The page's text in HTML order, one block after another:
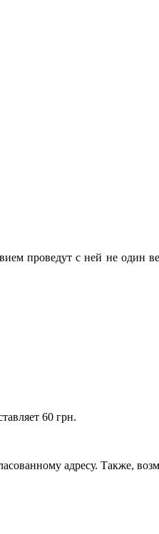
проведут с ней не один
60 грн.
адресу. Также,